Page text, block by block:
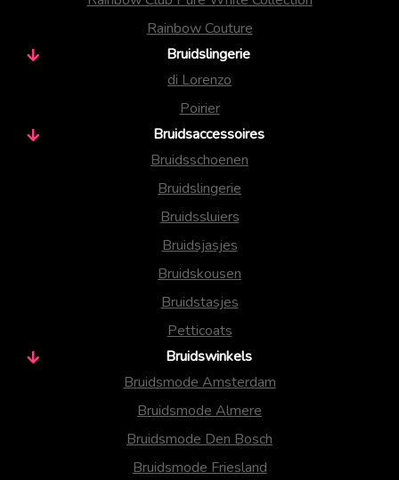
Rainbow Couture
Bruidslingerie
di Lorenzo
Poirier
Bruidsaccessoires
Bruidsschoenen
Bruidslingerie
Bruidssluiers
Bruidsjasjes
Bruidskousen
Bruidstasjes
Petticoats
Bruidswinkels
Bruidsmode Amsterdam
Bruidsmode Almere
Bruidsmode Den Bosch
Bruidsmode Friesland